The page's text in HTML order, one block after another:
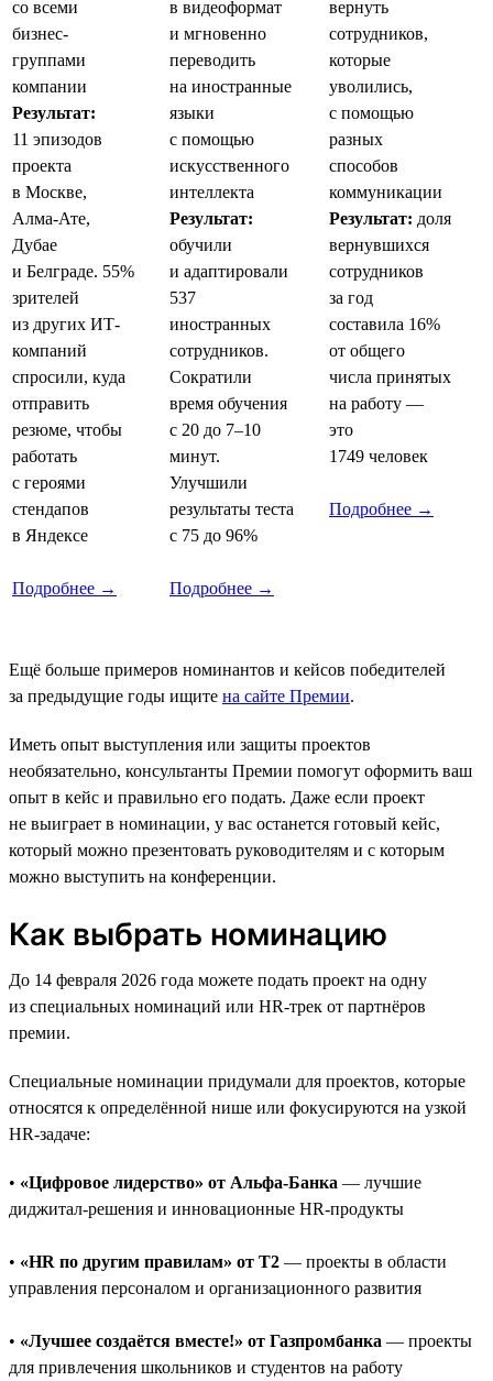
со всеми
бизнес-
группами
компании
Результат:
11 эпизодов
проекта
в Москве,
Алма-Ате,
Дубае
и Белграде. 55%
зрителей
из других ИТ-
компаний
спросили, куда
отправить
резюме, чтобы
работать
с героями
стендапов
в Яндексе
Подробнее →
в видеоформат
и мгновенно
переводить
на иностранные
языки
с помощью
искусственного
интеллекта
Результат:
обучили
и адаптировали
537
иностранных
сотрудников.
Сократили
время обучения
с 20 до 7–10
минут.
Улучшили
результаты теста
с 75 до 96%
Подробнее →
вернуть
сотрудников,
которые
уволились,
с помощью
разных
способов
коммуникации
Результат: доля
вернувшихся
сотрудников
за год
составила 16%
от общего
числа принятых
на работу —
это
1749 человек
Подробнее →
Ещё больше примеров номинантов и кейсов победителей
за предыдущие годы ищите на сайте Премии.
Иметь опыт выступления или защиты проектов
необязательно, консультанты Премии помогут оформить ваш
опыт в кейс и правильно его подать. Даже если проект
не выиграет в номинации, у вас останется готовый кейс,
который можно презентовать руководителям и с которым
можно выступить на конференции.
Как выбрать номинацию
До 14 февраля 2026 года можете подать проект на одну
из специальных номинаций или HR-трек от партнёров
премии.
Специальные номинации придумали для проектов, которые
относятся к определённой нише или фокусируются на узкой
HR-задаче:
• «Цифровое лидерство» от Альфа-Банка — лучшие
диджитал-решения и инновационные HR-продукты
• «HR по другим правилам» от T2 — проекты в области
управления персоналом и организационного развития
• «Лучшее создаётся вместе!» от Газпромбанка — проекты
для привлечения школьников и студентов на работу